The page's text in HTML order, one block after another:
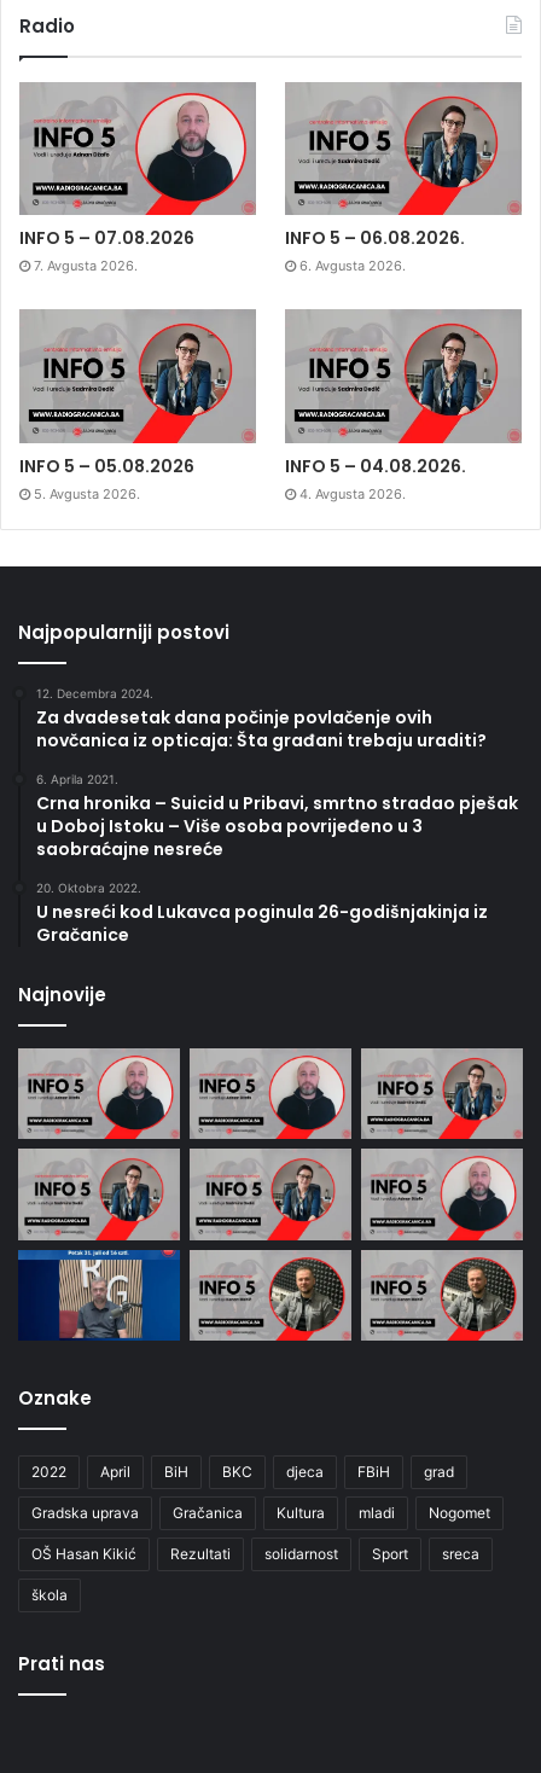
Radio
INFO 5 – 07.08.2026
7. Avgusta 2026.
INFO 5 – 06.08.2026.
6. Avgusta 2026.
INFO 5 – 05.08.2026
5. Avgusta 2026.
INFO 5 – 04.08.2026.
4. Avgusta 2026.
Najpopularniji postovi
12. Decembra 2024.
Za dvadesetak dana počinje povlačenje ovih
novčanica iz opticaja: Šta građani trebaju uraditi?
6. Aprila 2021.
Crna hronika – Suicid u Pribavi, smrtno stradao pješak
u Doboj Istoku – Više osoba povrijeđeno u 3
saobraćajne nesreće
20. Oktobra 2022.
U nesreći kod Lukavca poginula 26-godišnjakinja iz
Gračanice
Najnovije
Oznake
2022 April BiH BKC djeca FBiH grad
Gradska uprava Gračanica Kultura mladi Nogomet
OŠ Hasan Kikić Rezultati solidarnost Sport sreca
škola
Prati nas